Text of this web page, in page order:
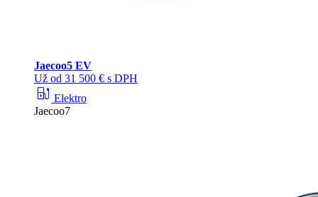
Jaecoo5 EV
Už od 31 500 € s DPH
ev_station Elektro
Jaecoo7